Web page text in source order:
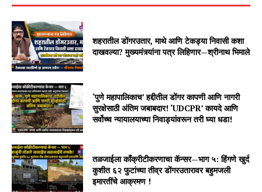
शहरातील डोंगरउतार, माथे आणि टेकड्या निवासी कशा
दाखवल्या? मुख्यमंत्र्यांना पत्र लिहिणार—श्रीनाथ भिमाले
‘पुणे महापालिकाच’ हद्दीतील डोंगर कापणी आणि नागरी
सुरक्षेसाठी अंतिम जबाबदार! ‘UDCPR’ कायदे आणि
सर्वोच्च न्यायालयाच्या निवाड्यांवरून तरी घ्या धडा!
तळजाईला काँक्रीटीकरणाचा कॅन्सर—भाग ५: हिंगणे खुर्द
कुशीत ६२ फुटांच्या तीव्र डोंगरउतारावर बहुमजली
इमारतींचे आक्रमण !